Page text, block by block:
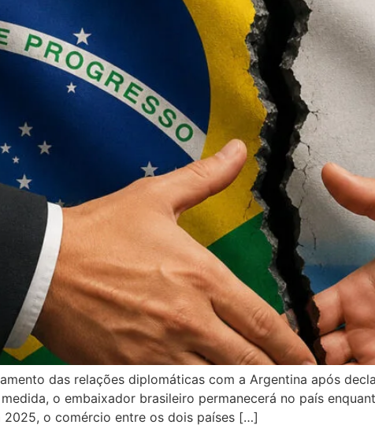
das relações diplomáticas com a Argentina após
o embaixador brasileiro permanecerá no país
2025, o comércio entre os dois países […]